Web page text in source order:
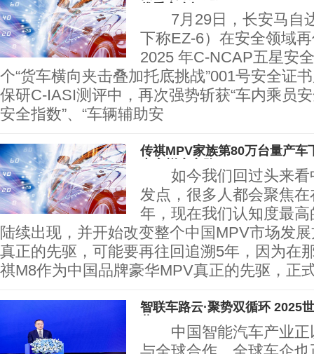
7月29日，长安马自
下称EZ-6）在安全领域
2025 年C-NCAP五星安
个“货车横向夹击叠加托底挑战”001号安全证
保研C-IASI测评中，再次强势斩获“车内乘员
安全指数”、“车辆辅助安
传祺MPV家族第80万台量产车
专家蜕变之路！
如今我们回过头来看
发点，很多人都会聚焦
年，现在我们认知度最
陆续出现，并开始改变整个中国MPV市场发
真正的先驱，可能要再往回追溯5年，因为在
祺M8作为中国品牌豪华MPV真正的先驱，
智联车路云·聚势双循环 2025
中国智能汽车产业正